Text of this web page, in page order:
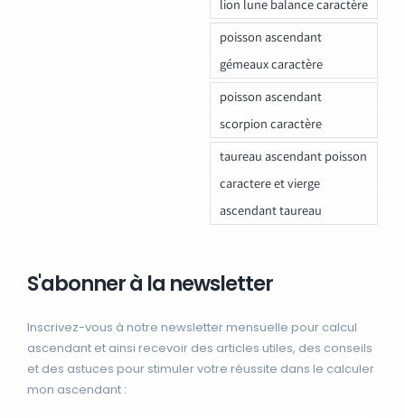
lion lune balance caractère
poisson ascendant
gémeaux caractère
poisson ascendant
scorpion caractère
taureau ascendant poisson
caractere et vierge
ascendant taureau
S'abonner à la newsletter
Inscrivez-vous à notre newsletter mensuelle pour calcul
ascendant et ainsi recevoir des articles utiles, des conseils
et des astuces pour stimuler votre réussite dans le calculer
mon ascendant :